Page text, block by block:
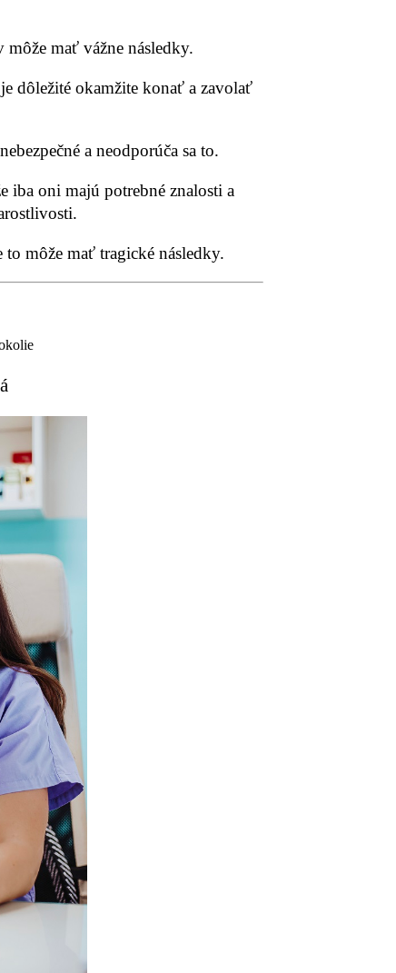
môže mať vážne následky.
dôležité okamžite konať a zavolať
a neodporúča sa to.
iba oni majú potrebné znalosti a
môže mať tragické následky.